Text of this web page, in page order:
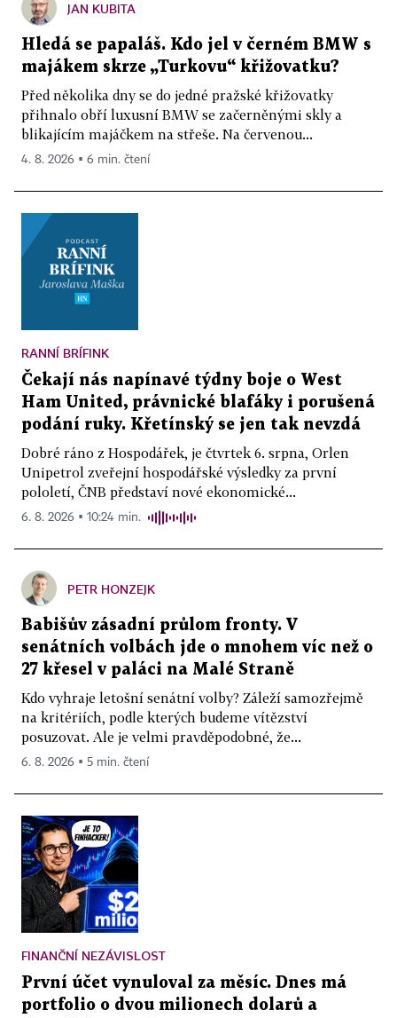
JAN KUBITA
Hledá se papaláš. Kdo jel v černém BMW s
majákem skrze „Turkovu“ křižovatku?
Před několika dny se do jedné pražské křižovatky
přihnalo obří luxusní BMW se začerněnými skly a
blikajícím majáčkem na střeše. Na červenou...
4. 8. 2026 ▪ 6 min. čtení
RANNÍ BRÍFINK
Čekají nás napínavé týdny boje o West
Ham United, právnické blafáky i porušená
podání ruky. Křetínský se jen tak nevzdá
Dobré ráno z Hospodářek, je čtvrtek 6. srpna, Orlen
Unipetrol zveřejní hospodářské výsledky za první
pololetí, ČNB představí nové ekonomické...
6. 8. 2026 ▪ 10:24 min.
PETR HONZEJK
Babišův zásadní průlom fronty. V
senátních volbách jde o mnohem víc než o
27 křesel v paláci na Malé Straně
Kdo vyhraje letošní senátní volby? Záleží samozřejmě
na kritériích, podle kterých budeme vítězství
posuzovat. Ale je velmi pravděpodobné, že...
6. 8. 2026 ▪ 5 min. čtení
FINANČNÍ NEZÁVISLOST
První účet vynuloval za měsíc. Dnes má
portfolio o dvou milionech dolarů a